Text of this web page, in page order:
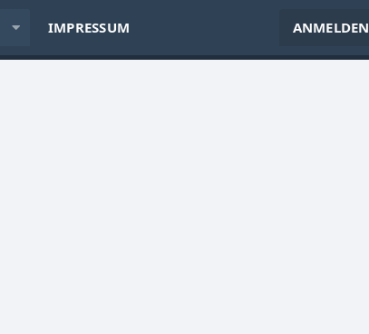
IMPRESSUM ANMELDEN